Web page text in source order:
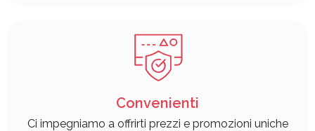
Convenienti
Ci impegniamo a offrirti prezzi e promozioni uniche